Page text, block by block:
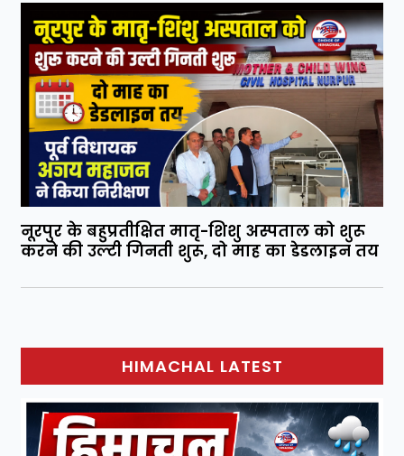
नूरपुर के बहुप्रतीक्षित मातृ-शिशु अस्पताल को शुरू
करने की उल्टी गिनती शुरू, दो माह का डेडलाइन तय
HIMACHAL LATEST